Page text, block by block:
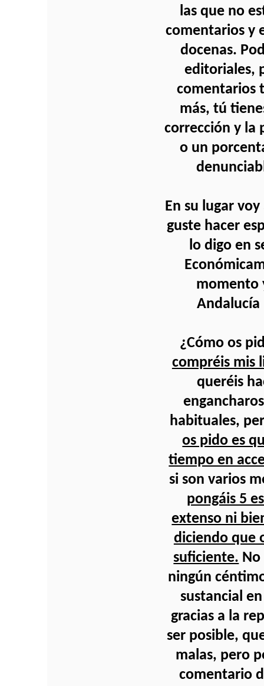
las que no
comentarios y
docenas.
editoriales,
comentarios
más, tú
corrección y la
o un
En su lugar
guste hacer
lo digo en
momento
Andalucía
¿Cómo os
compréis mis
queréis
habituales,
os pido es
tiempo en
si son varios
pongáis 5
extenso ni
diciendo que
suficiente.
ningún
sustancial
gracias a la
ser posible,
malas, pero
comentario